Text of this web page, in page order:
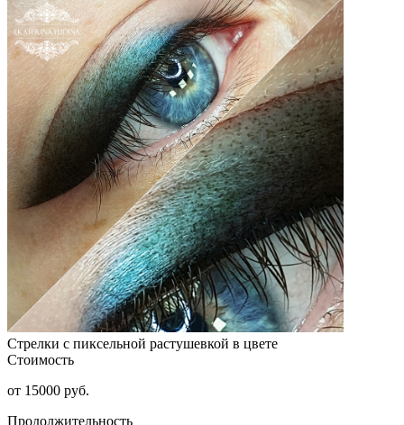
Стрелки с пиксельной растушевкой в цвете
Стоимость
от 15000 руб.
Продолжительность